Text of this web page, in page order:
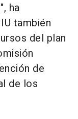
ha
también
del plan
de
de los